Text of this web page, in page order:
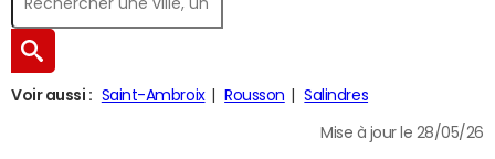
Voir aussi : Saint-Ambroix Rousson Salindres
Mise à jour le 28/05/26